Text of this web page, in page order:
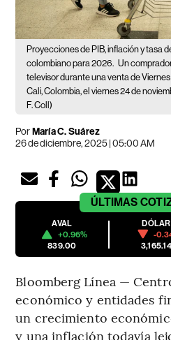
Proyecciones de PIB, inflación y tasa
colombiano para 2026. Un
televisor durante una venta de
Cali, Colombia, el viernes 24 de
F. Coll)
PorMaría C. Suárez
26 de diciembre, 2025 | 05:00 AM
ÚLTIMAS
AVAL
+0.96%
839.00
DÓLAR
-
3,165.14
Bloomberg Línea —
económico y entidades
un crecimiento
y una inflación todavía